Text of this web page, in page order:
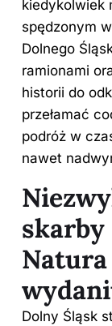
kiedykolwiek
spędzonym
Dolnego
ramionami
historii do
przełamać
podróż w
nawet
skarby
Dolny Śląsk